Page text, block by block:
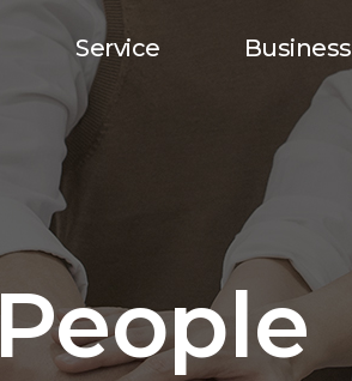
Service Business
People